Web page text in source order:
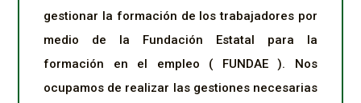
gestionar la formación de los trabajadores por
medio de la Fundación Estatal para la
formación en el empleo ( FUNDAE ). Nos
ocupamos de realizar las gestiones necesarias